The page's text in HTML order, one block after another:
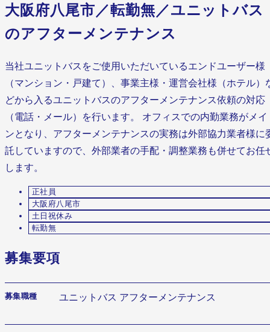
大阪府八尾市／転勤無／ユニットバス
のアフターメンテナンス
当社ユニットバスをご使用いただいているエンドユーザー様
（マンション・戸建て）、事業主様・運営会社様（ホテル）
どから入るユニットバスのアフターメンテナンス依頼の対応
（電話・メール）を行います。 オフィスでの内勤業務がメイ
ンとなり、アフターメンテナンスの実務は外部協力業者様に
託していますので、外部業者の手配・調整業務も併せてお任
します。
正社員
大阪府八尾市
土日祝休み
転勤無
募集要項
募集職種 ユニットバス アフターメンテナンス